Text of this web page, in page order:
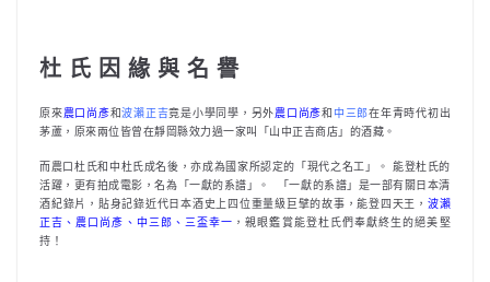
杜 氏 因 緣 與 名 譽
原來農口尚彥和波瀨正吉竟是小學同學，另外農口尚彥和 中三郎在年青時代初出
茅蘆，原來兩位皆曾在靜岡縣效力過一家叫「山中正吉商店」的酒藏。
而農口杜氏和中杜氏成名後，亦成為國家所認定的「現代之名工」。 能登杜氏的
活躍，更有拍成電影，名為「一獻的系譜」。 ‬ 「一獻的系譜」是一部有關日本清
酒紀錄片，貼身記錄近代日本酒史上四位重量級巨擘的故事，能登四天王， 波瀨
正吉、農口尚彥、中三郎、三盃幸一 ，親眼鑑賞能登杜氏們奉獻終生的絕美堅
持！